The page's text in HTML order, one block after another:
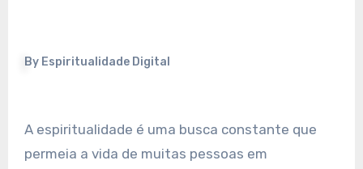
By Espiritualidade Digital
A espiritualidade é uma busca constante que
permeia a vida de muitas pessoas em